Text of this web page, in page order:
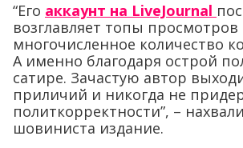
“Его аккаунт на LiveJournal
возглавляет топы просмотров
многочисленное количество
А именно благодаря острой
сатире. Зачастую автор
приличий и никогда не
политкорректности”, –
шовиниста издание.